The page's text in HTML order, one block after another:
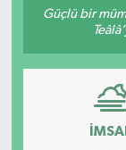
Güçlü bir
Siyaset